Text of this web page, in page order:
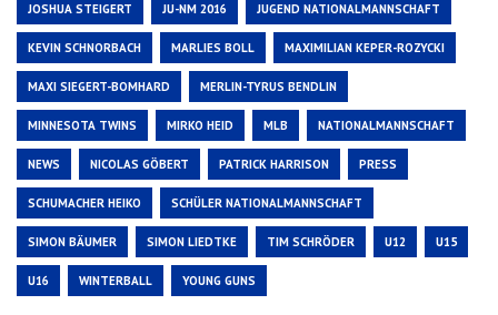
JOSHUA STEIGERT JU-NM 2016 JUGEND NATIONALMANNSCHAFT
KEVIN SCHNORBACH MARLIES BOLL MAXIMILIAN KEPER-ROZYCKI
MAXI SIEGERT-BOMHARD MERLIN-TYRUS BENDLIN
MINNESOTA TWINS MIRKO HEID MLB NATIONALMANNSCHAFT
NEWS NICOLAS GÖBERT PATRICK HARRISON PRESS
SCHUMACHER HEIKO SCHÜLER NATIONALMANNSCHAFT
SIMON BÄUMER SIMON LIEDTKE TIM SCHRÖDER U12 U15
U16 WINTERBALL YOUNG GUNS